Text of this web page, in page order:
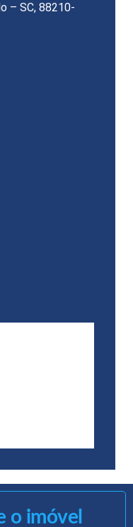
– SC, 88210-
o imóvel